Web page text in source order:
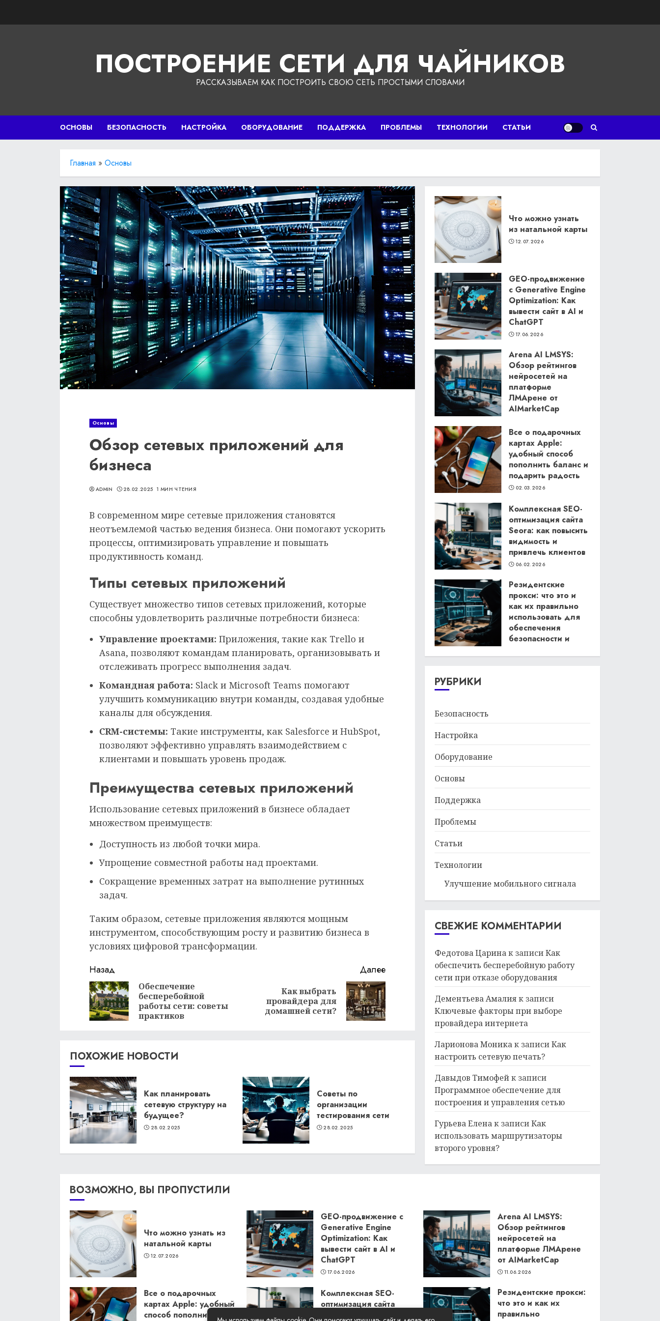
ПОСТРОЕНИЕ СЕТИ ДЛЯ ЧАЙНИКОВ
РАССКАЗЫВАЕМ КАК ПОСТРОИТЬ СВОЮ СЕТЬ ПРОСТЫМИ СЛОВАМИ
ОСНОВЫ БЕЗОПАСНОСТЬ НАСТРОЙКА ОБОРУДОВАНИЕ ПОДДЕРЖКА ПРОБЛЕМЫ ТЕХНОЛОГИИ СТАТЬИ
Главная » Основы
Основы
Обзор сетевых приложений для
бизнеса
ADMIN 28.02.2025 1 МИН ЧТЕНИЯ
В современном мире сетевые приложения становятся
неотъемлемой частью ведения бизнеса. Они помогают ускорить
процессы, оптимизировать управление и повышать
продуктивность команд.
Типы сетевых приложений
Существует множество типов сетевых приложений, которые
способны удовлетворить различные потребности бизнеса:
Управление проектами: Приложения, такие как Trello и
Asana, позволяют командам планировать, организовывать и
отслеживать прогресс выполнения задач.
Командная работа: Slack и Microsoft Teams помогают
улучшить коммуникацию внутри команды, создавая удобные
каналы для обсуждения.
CRM-системы: Такие инструменты, как Salesforce и HubSpot,
позволяют эффективно управлять взаимодействием с
клиентами и повышать уровень продаж.
Преимущества сетевых приложений
Использование сетевых приложений в бизнесе обладает
множеством преимуществ:
Доступность из любой точки мира.
Упрощение совместной работы над проектами.
Сокращение временных затрат на выполнение рутинных
задач.
Таким образом, сетевые приложения являются мощным
инструментом, способствующим росту и развитию бизнеса в
условиях цифровой трансформации.
Продолжить
чтение
Назад
Предыдущая
запись:
Обеспечение
бесперебойной
работы сети: советы
практиков
Далее
Следующая
запись:
Как выбрать
провайдера для
домашней сети?
ПОХОЖИЕ НОВОСТИ
Как планировать
сетевую структуру на
будущее?
28.02.2025
Советы по
организации
тестирования сети
28.02.2025
Что можно узнать
из натальной карты
12.07.2026
GEO-продвижение
с Generative Engine
Optimization: Как
вывести сайт в AI и
ChatGPT
17.06.2026
Arena AI LMSYS:
Обзор рейтингов
нейросетей на
платформе
ЛМАрене от
AIMarketCap
Все о подарочных
картах Apple:
удобный способ
пополнить баланс и
подарить радость
02.03.2026
Комплексная SEO-
оптимизация сайта
Seora: как повысить
видимость и
привлечь клиентов
06.02.2026
Резидентские
прокси: что это и
как их правильно
использовать для
обеспечения
безопасности и
РУБРИКИ
Безопасность
Настройка
Оборудование
Основы
Поддержка
Проблемы
Статьи
Технологии
Улучшение мобильного сигнала
СВЕЖИЕ КОММЕНТАРИИ
Федотова Царинак записиКак
обеспечить бесперебойную работу
сети при отказе оборудования
Дементьева Амалияк записи
Ключевые факторы при выборе
провайдера интернета
Ларионова Моникак записиКак
настроить сетевую печать?
Давыдов Тимофейк записи
Программное обеспечение для
построения и управления сетью
Гурьева Еленак записиКак
использовать маршрутизаторы
второго уровня?
ВОЗМОЖНО, ВЫ ПРОПУСТИЛИ
Что можно узнать из
натальной карты
12.07.2026
GEO-продвижение с
Generative Engine
Optimization: Как
вывести сайт в AI и
ChatGPT
17.06.2026
Arena AI LMSYS:
Обзор рейтингов
нейросетей на
платформе ЛМАрене
от AIMarketCap
11.06.2026
Все о подарочных
картах Apple: удобный
способ пополнить
Комплексная SEO-
оптимизация сайта
Seora: как повысить
Резидентские прокси:
что это и как их
правильно